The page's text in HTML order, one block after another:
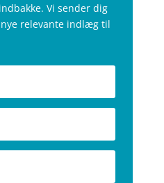
Vi sender dig
relevante indlæg til